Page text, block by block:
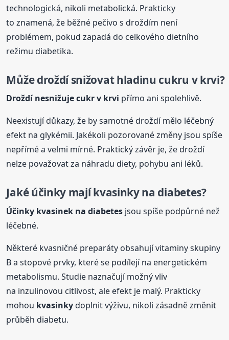
technologická, nikoli metabolická. Prakticky
to znamená, že běžné pečivo s droždím není
problémem, pokud zapadá do celkového dietního
režimu diabetika.
Může droždí snižovat hladinu cukru v krvi?
Droždí nesnižuje cukr v krvi přímo ani spolehlivě.
Neexistují důkazy, že by samotné droždí mělo léčebný
efekt na glykémii. Jakékoli pozorované změny jsou spíše
nepřímé a velmi mírné. Praktický závěr je, že droždí
nelze považovat za náhradu diety, pohybu ani léků.
Jaké účinky majíkvasinkyna diabetes?
Účinky kvasinek na diabetes jsou spíše podpůrné než
léčebné.
Některé kvasničné preparáty obsahují vitaminy skupiny
B a stopové prvky, které se podílejí na energetickém
metabolismu. Studie naznačují možný vliv
na inzulinovou citlivost, ale efekt je malý. Prakticky
mohou kvasinkydoplnit výživu, nikoli zásadně změnit
průběh diabetu.